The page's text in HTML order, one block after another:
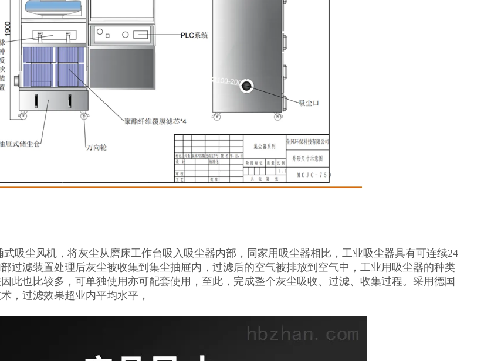
式吸尘风机，将灰尘从磨床工作台吸入吸尘器内部，同家用吸尘器相比，工业吸尘器具有可连续24
过滤装置处理后灰尘被收集到集尘抽屉内，过滤后的空气被排放到空气中，工业用吸尘器的种类
此也比较多，可单独使用亦可配套使用，至此，完成整个灰尘吸收、过滤、收集过程。采用德国
，过滤效果超业内平均水平，